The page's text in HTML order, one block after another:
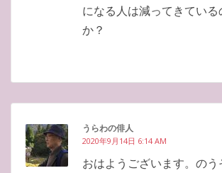
になる人は減ってきている
か？
うらわの俳人
2020年9月14日 6:14 AM
おはようございます。の